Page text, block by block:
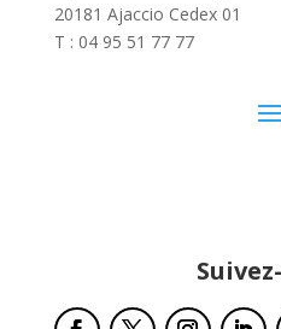
20181 Ajaccio Cedex 01
T : 04 95 51 77 77